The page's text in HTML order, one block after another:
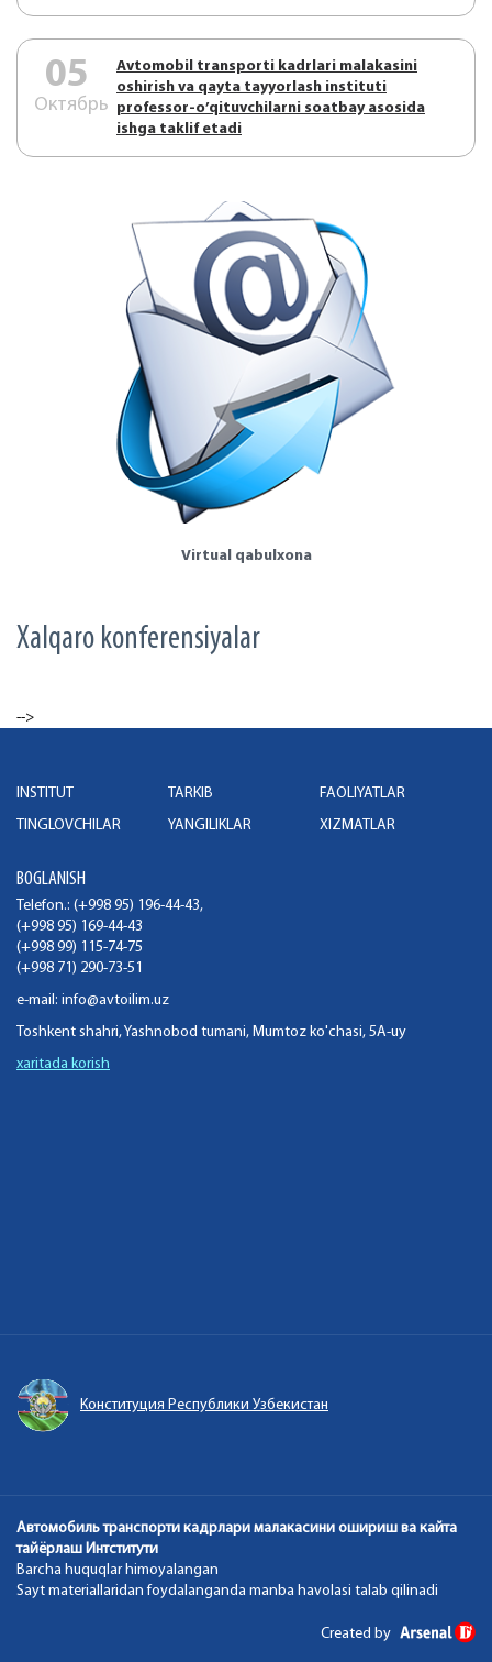
05
Октябрь
Аvtоmоbil trаnspоrti kаdrlаri mаlаkаsini
оshirish vа qаytа tаyyorlаsh instituti
prоfеssоr-o’qituvchilаrni sоаtbаy аsоsidа
ishgа tаklif etаdi
Virtual qabulxona
Xalqaro konferensiyalar
-->
INSTITUT TARKIB
FAOLIYATLAR
TINGLOVCHILAR
YANGILIKLAR XIZMATLAR
BOGLANISH
Telefon.: (+998 95) 196-44-43,
(+998 95) 169-44-43
(+998 99) 115-74-75
(+998 71) 290-73-51
e-mail: info@avtoilim.uz
Toshkent shahri, Yashnobod tumani, Mumtoz ko'chasi, 5A-uy
xaritada korish
Конституция Республики Узбекистан
Автомобиль транспорти кадрлари малакасини ошириш ва кайта
тайёрлаш Интститути
Barcha huquqlar himoyalangan
Sayt materiallaridan foydalanganda manba havolasi talab qilinadi
Created by